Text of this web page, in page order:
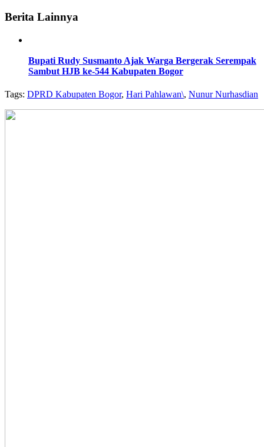
Berita Lainnya
Bupati Rudy Susmanto Ajak Warga Bergerak Serempak
Sambut HJB ke-544 Kabupaten Bogor
Tags: DPRD Kabupaten Bogor, Hari Pahlawan\, Nunur Nurhasdian